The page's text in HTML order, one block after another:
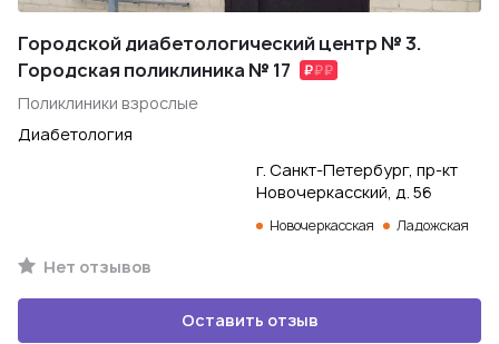
Городской диабетологический центр № 3.
Городская поликлиника № 17
Поликлиники взрослые
Диабетология
г. Санкт-Петербург, пр-кт
Новочеркасский, д. 56
Новочеркасская Ладожская
Нет отзывов
Оставить отзыв